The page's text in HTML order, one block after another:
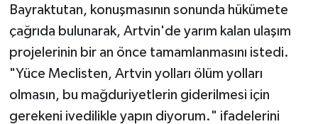
Bayraktutan, konuşmasının sonunda hükümete
çağrıda bulunarak, Artvin'de yarım kalan ulaşım
projelerinin bir an önce tamamlanmasını istedi.
"Yüce Meclisten, Artvin yolları ölüm yolları
olmasın, bu mağduriyetlerin giderilmesi için
gerekeni ivedilikle yapın diyorum." ifadelerini